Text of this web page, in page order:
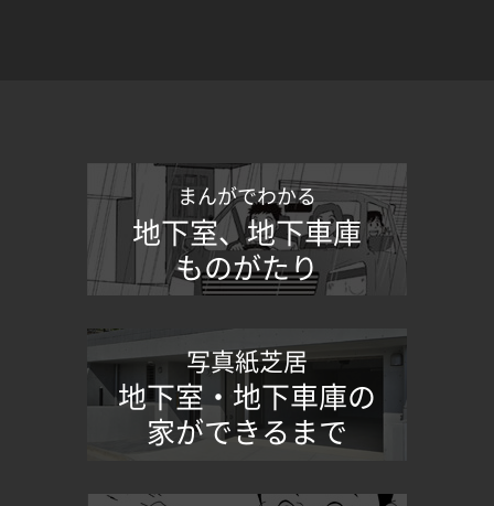
まんがでわかる
地下室、地下車庫
ものがたり
写真紙芝居
地下室・地下車庫の
家ができるまで